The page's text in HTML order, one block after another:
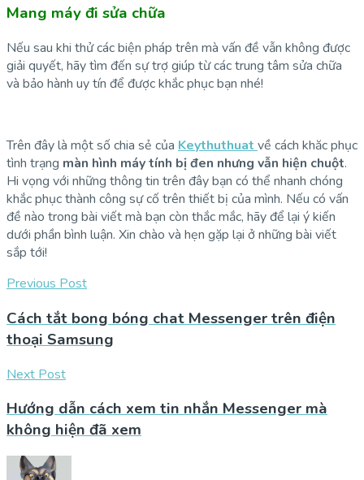
Mang máy đi sửa chữa
Nếu sau khi thử các biện pháp trên mà vấn đề vẫn không được
giải quyết, hãy tìm đến sự trợ giúp từ các trung tâm sửa chữa
và bảo hành uy tín để được khắc phục bạn nhé!
Trên đây là một số chia sẻ của Keythuthuat về cách khăc phục
tình trạng màn hình máy tính bị đen nhưng vẫn hiện chuột.
Hi vọng với những thông tin trên đây bạn có thể nhanh chóng
khắc phục thành công sự cố trên thiết bị của mình. Nếu có vấn
đề nào trong bài viết mà bạn còn thắc mắc, hãy để lại ý kiến
dưới phần bình luận. Xin chào và hẹn gặp lại ở những bài viết
sắp tới!
Previous Post
Cách tắt bong bóng chat Messenger trên điện
thoại Samsung
Next Post
Hướng dẫn cách xem tin nhắn Messenger mà
không hiện đã xem